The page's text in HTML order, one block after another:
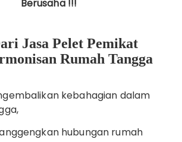
Berusaha !!!
Jasa Pelet Pemikat
Rumah Tangga
kebahagian dalam
hubungan rumah